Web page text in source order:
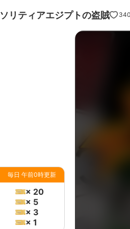
ソリティアエジプトの盗賊
毎日 午前0時更新
× 20
× 5
× 3
× 1